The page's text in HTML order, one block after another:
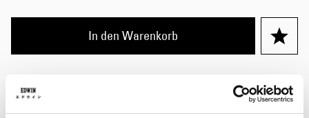
In den Warenkorb
Größentabelle